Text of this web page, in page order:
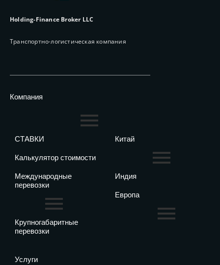
Holding-Finance Broker LLC
Транспортно-логистическая компания
Компания
СТАВКИ
Калькулятор стоимости
Международные
перевозки
Крупногабаритные
перевозки
Китай
Индия
Европа
Услуги